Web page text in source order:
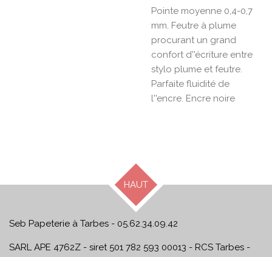
Pointe moyenne 0,4-0,7
mm. Feutre à plume
procurant un grand
confort d''écriture entre
stylo plume et feutre.
Parfaite fluidité de
l''encre. Encre noire
HAUT
Seb Papeterie à Tarbes - 05.62.34.09.42
SARL APE 4762Z - siret 501 782 593 00013 - RCS Tarbes -